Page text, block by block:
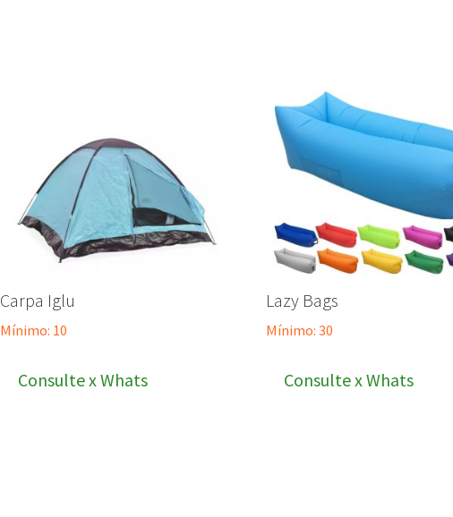
Carpa Iglu
Mínimo: 10
Consulte x Whats
Lazy Bags
Mínimo: 30
Consulte x Whats